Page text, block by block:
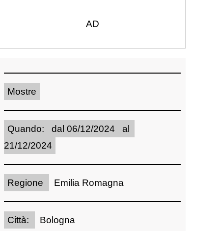
AD
Mostre
Quando: dal 06/12/2024 al
21/12/2024
Regione Emilia Romagna
Città: Bologna